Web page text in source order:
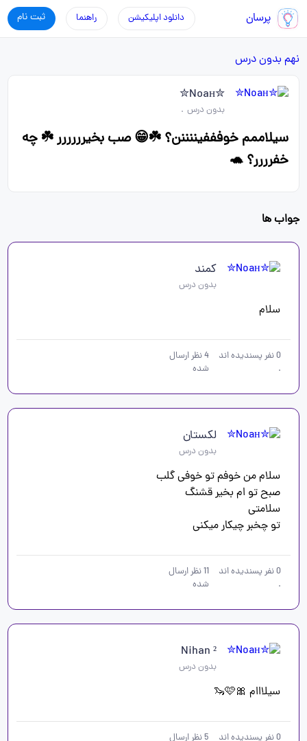
پرسان ثبت نام راهنما دانلود اپلیکیشن
نهم بدون درس
✮Noaн✮
بدون درس .
سیلاممم خوفففیننننن؟ ☘️😁 صب بخیرررررر ☘️ چه
خفرررر؟ 🐢
جواب ها
کمند
بدون درس
سلام
0نفر پسندیده اند
.
4نظر ارسال
شده
لکستان
بدون درس
تو چخبر چیکار میکنی
0نفر پسندیده اند
.
11نظر ارسال
شده
Nihan ²
بدون درس
سیلااام 🎀🩷🦦
0نفر پسندیده اند
5نظر ارسال